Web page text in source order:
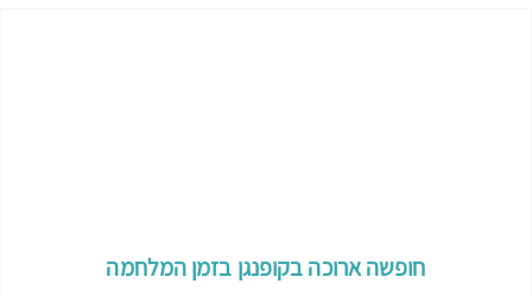
חופשה ארוכה בקופנגן בזמן המלחמה